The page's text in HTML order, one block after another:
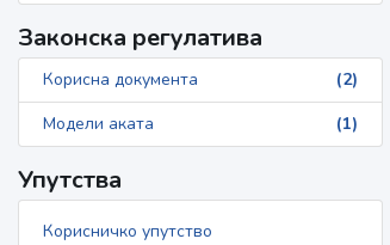
Законска регулатива
Корисна документа
(2)
Модели аката
(1)
Упутства
Корисничко упутство